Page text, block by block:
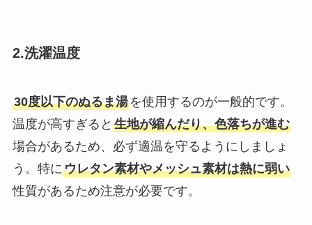
2.洗濯温度
30度以下のぬるま湯を使用するのが一般的です。
温度が高すぎると 生地が縮んだり、色落ちが進む
場合があるため、必ず適温を守るようにしましょ
う。特にウレタン素材やメッシュ素材は熱に弱い
性質があるため注意が必要です。